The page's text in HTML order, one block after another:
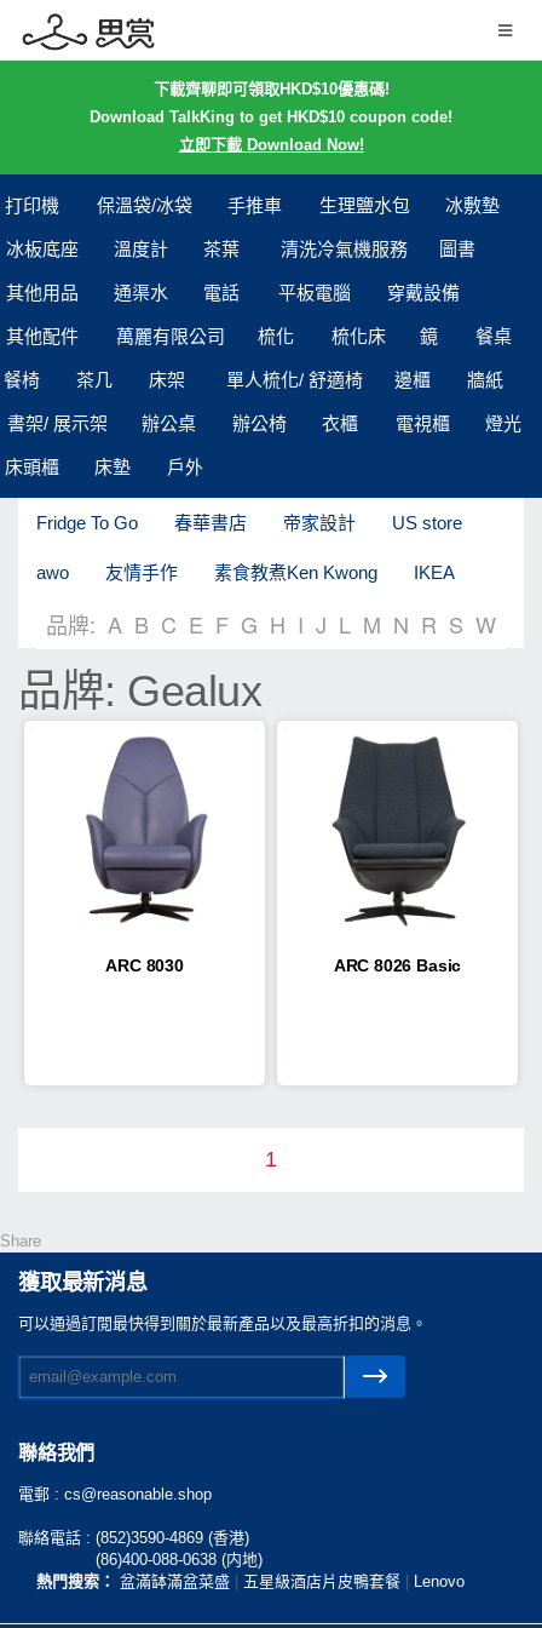
下載齊聊即可領取HKD$10優惠碼!
Download TalkKing to get HKD$10 coupon code!
立即下載 Download Now!
打印機 保溫袋/冰袋 手推車 生理鹽水包 冰敷墊
冰板底座 溫度計 茶葉 清洗冷氣機服務 圖書
其他用品 通渠水 電話 平板電腦 穿戴設備
其他配件 萬麗有限公司 梳化 梳化床 鏡 餐桌
餐椅 茶几 床架 單人梳化/ 舒適椅 邊櫃 牆紙
書架/ 展示架 辦公桌 辦公椅 衣櫃 電視櫃 燈光
床頭櫃 床墊 戶外
Fridge To Go 春華書店 帝家設計 US store
awo 友情手作 素食教煮Ken Kwong IKEA
品牌: A B C E F G H I J L M N R S W
品牌: Gealux
ARC 8030 ARC 8026 Basic
1
Share
獲取最新消息
可以通過訂閲最快得到關於最新產品以及最高折扣的消息。
聯絡我們
電郵 : cs@reasonable.shop
聯絡電話 : (852)3590-4869 (香港)
(86)400-088-0638 (内地)
熱門搜索： 盆滿缽滿盆菜盛 五星級酒店片皮鴨套餐 Lenovo